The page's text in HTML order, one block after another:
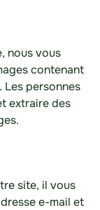
nous vous
contenant
Les personnes
extraire des
site, il vous
e-mail et